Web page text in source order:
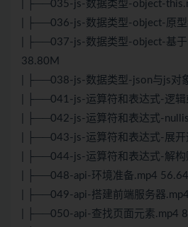
| ├──035-js-数据类型-object-
| ├──036-js-数据类型-object-原
| ├──037-js-数据类型-object-基
38.80M
| ├──038-js-数据类型-json与js对
| ├──041-js-运算符和表达式-逻
| ├──042-js-运算符和表达式-
| ├──043-js-运算符和表达式-展
| ├──044-js-运算符和表达式-解
| ├──048-api-环境准备.mp4
| ├──049-api-搭建前端服务器
| ├──050-api-查找页面元素.mp4